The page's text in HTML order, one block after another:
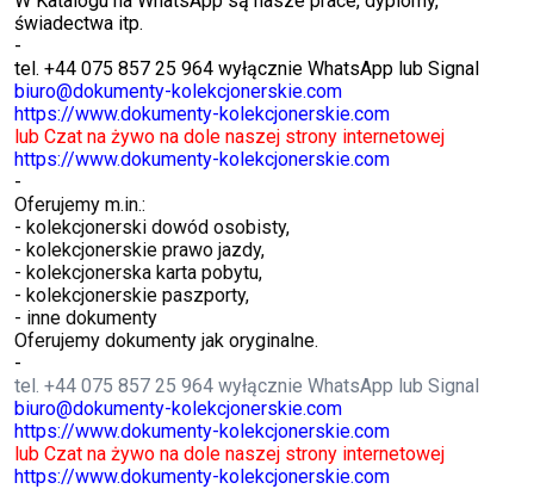
świadectwa itp.
-
tel. +44 075 857 25 964 wyłącznie WhatsApp lub Signal
biuro@dokumenty-kolekcjonerskie.com
https://www.dokumenty-kolekcjonerskie.com
lub Czat na żywo na dole naszej strony internetowej
https://www.dokumenty-kolekcjonerskie.com
-
Oferujemy m.in.:
- kolekcjonerski dowód osobisty,
- kolekcjonerskie prawo jazdy,
- kolekcjonerska karta pobytu,
- kolekcjonerskie paszporty,
- inne dokumenty
Oferujemy dokumenty jak oryginalne.
-
tel. +44 075 857 25 964 wyłącznie WhatsApp lub Signal
biuro@dokumenty-kolekcjonerskie.com
https://www.dokumenty-kolekcjonerskie.com
lub Czat na żywo na dole naszej strony internetowej
https://www.dokumenty-kolekcjonerskie.com